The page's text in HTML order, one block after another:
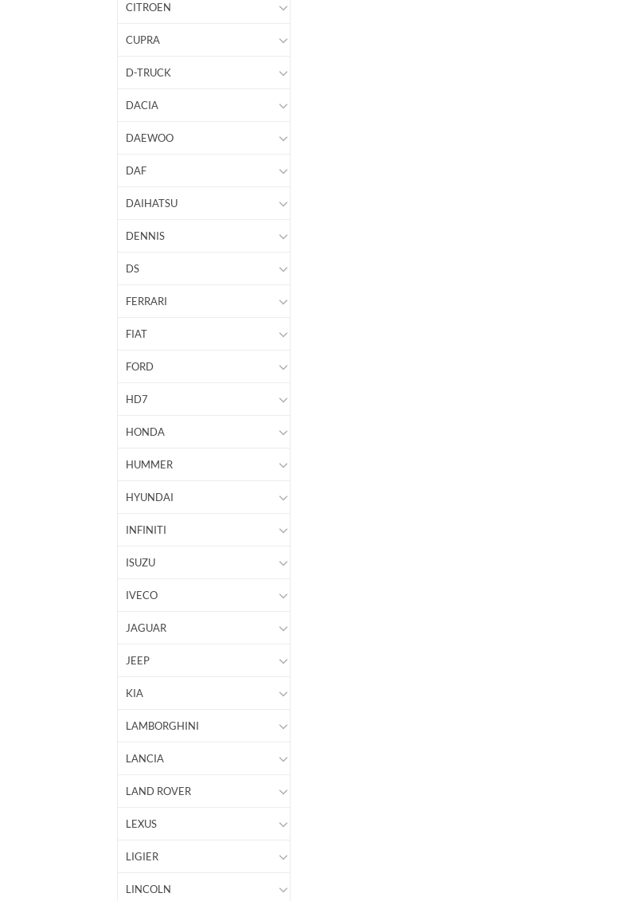
CITROEN
CUPRA
D-TRUCK
DACIA
DAEWOO
DAF
DAIHATSU
DENNIS
DS
FERRARI
FIAT
FORD
HD7
HONDA
HUMMER
HYUNDAI
INFINITI
ISUZU
IVECO
JAGUAR
JEEP
KIA
LAMBORGHINI
LANCIA
LAND ROVER
LEXUS
LIGIER
LINCOLN